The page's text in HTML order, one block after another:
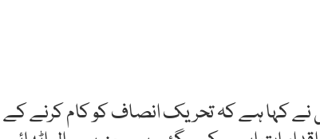
نے کہا ہے کہ تحریک انصاف کو کام کرنے کے